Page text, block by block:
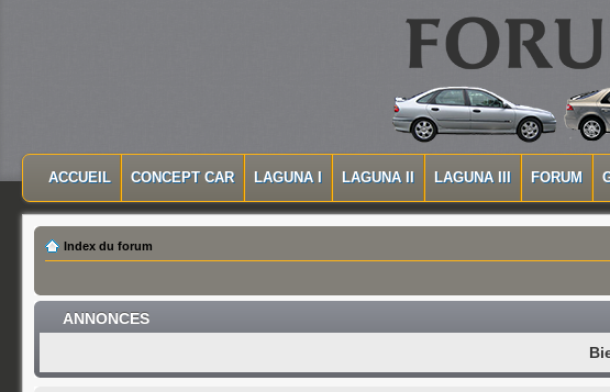
MENU PRINCIPAL
ACCUEIL CONCEPT CAR LAGUNA I LAGUNA II LAGUNA III FORUM
Index du forum
ANNONCES